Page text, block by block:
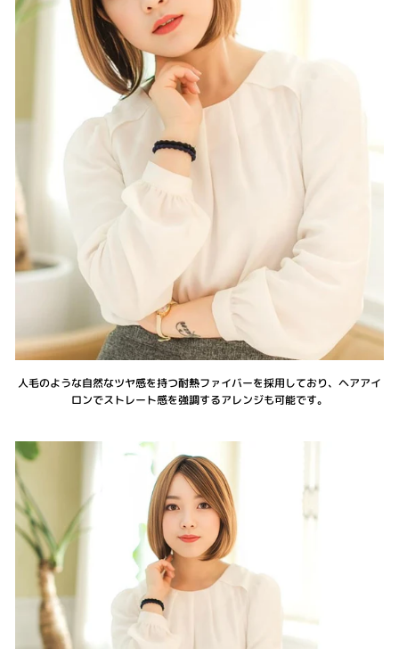
人毛のような自然なツヤ感を持つ耐熱ファイバーを採用しており、ヘアアイ
ロンでストレート感を強調するアレンジも可能です。